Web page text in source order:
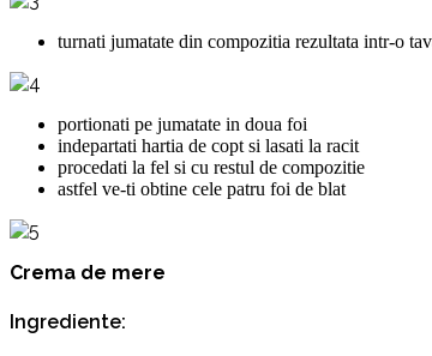
turnati jumatate din compozitia rezultata intr-o
portionati pe jumatate in doua foi
indepartati hartia de copt si lasati la racit
procedati la fel si cu restul de compozitie
astfel ve-ti obtine cele patru foi de blat
Crema de mere
Ingrediente: